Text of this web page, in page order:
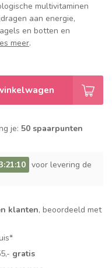
multivitaminen
aan energie,
en botten en
meer.
je: 50 spaarpunten
voor levering de
klanten, beoordeeld met
gratis